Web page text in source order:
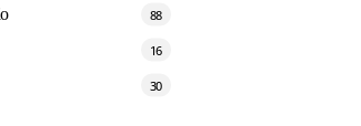
88
16
30